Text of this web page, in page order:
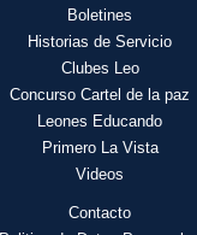
Boletines
Historias de Servicio
Clubes Leo
Concurso Cartel de la paz
Leones Educando
Primero La Vista
Videos
Contacto